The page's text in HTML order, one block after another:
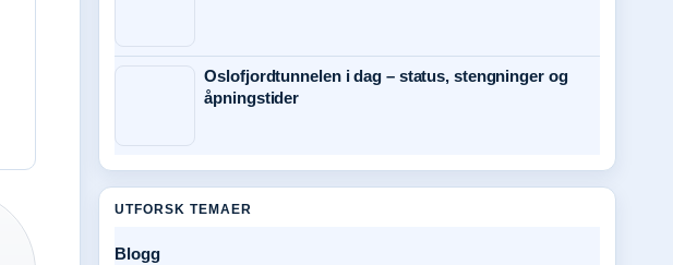
Oslofjordtunnelen i dag – status, stengninger og
åpningstider
UTFORSK TEMAER
Blogg